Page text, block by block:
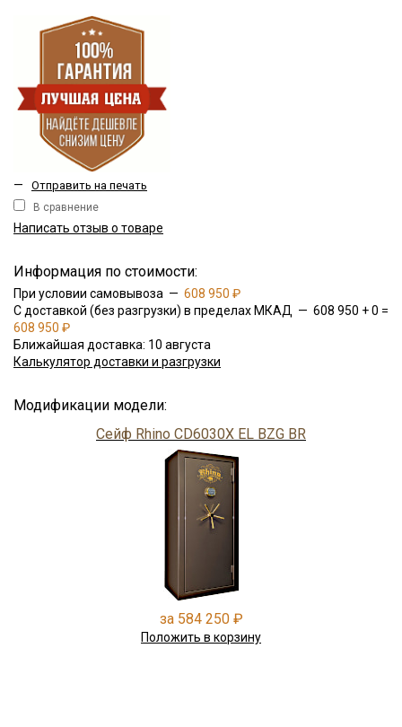
— Отправить на печать
В сравнение
Написать отзыв о товаре
Информация по стоимости:
При условии самовывоза — 608 950 ₽
С доставкой (без разгрузки) в пределах МКАД — 608 950 + 0 =
608 950 ₽
Ближайшая доставка: 10 августа
Калькулятор доставки и разгрузки
Модификации модели:
Сейф Rhino CD6030X EL BZG BR
за 584 250 ₽
Положить в корзину